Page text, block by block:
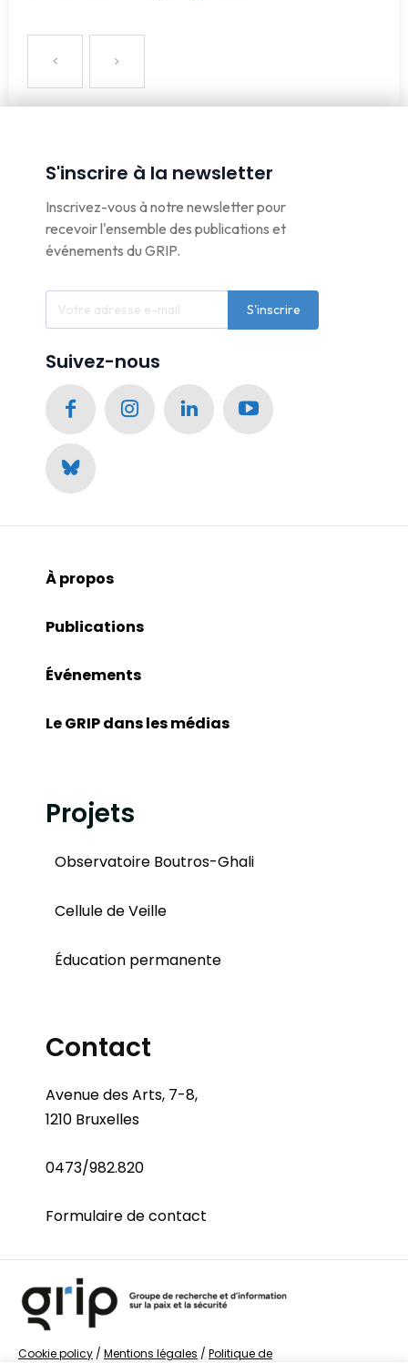
S'inscrire à la newsletter
Inscrivez-vous à notre newsletter pour
recevoir l'ensemble des publications et
événements du GRIP.
S'inscrire
Suivez-nous
À propos
Publications
Événements
Le GRIP dans les médias
Projets
Observatoire Boutros-Ghali
Cellule de Veille
Éducation permanente
Contact
Avenue des Arts, 7-8,
1210 Bruxelles
0473/982.820
Formulaire de contact
Cookie policy / Mentions légales / Politique de